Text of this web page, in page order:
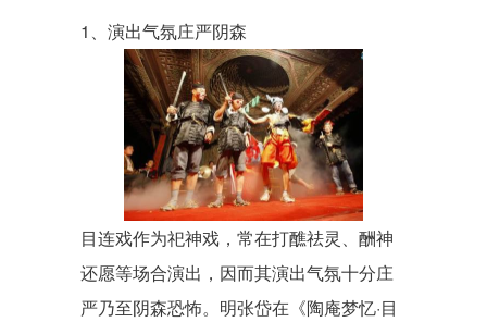
1、演出气氛庄严阴森
目连戏作为祀神戏，常在打醮祛灵、酬神
还愿等场合演出，因而其演出气氛十分庄
严乃至阴森恐怖。明张岱在《陶庵梦忆·目